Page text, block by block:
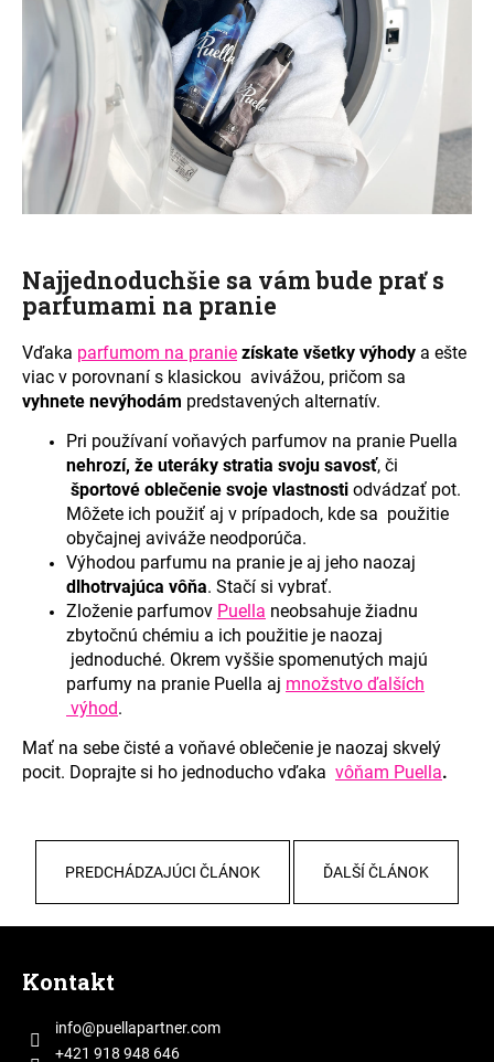
Najjednoduchšie sa vám bude prať s
parfumami na pranie
Vďaka parfumom na pranie získate všetky výhody a ešte
viac v porovnaní s klasickou avivážou, pričom sa
vyhnete nevýhodám predstavených alternatív.
Pri používaní voňavých parfumov na pranie Puella
nehrozí, že uteráky stratia svoju savosť, či
športové oblečenie svoje vlastnosti odvádzať pot.
Môžete ich použiť aj v prípadoch, kde sa použitie
obyčajnej aviváže neodporúča.
Výhodou parfumu na pranie je aj jeho naozaj
dlhotrvajúca vôňa. Stačí si vybrať.
Zloženie parfumov Puella neobsahuje žiadnu
zbytočnú chémiu a ich použitie je naozaj
jednoduché. Okrem vyššie spomenutých majú
parfumy na pranie Puella aj množstvo ďalších
výhod.
Mať na sebe čisté a voňavé oblečenie je naozaj skvelý
pocit. Doprajte si ho jednoducho vďaka vôňam Puella.
PREDCHÁDZAJÚCI ČLÁNOK ĎALŠÍ ČLÁNOK
Kontakt
info@puellapartner.com
+421 918 948 646